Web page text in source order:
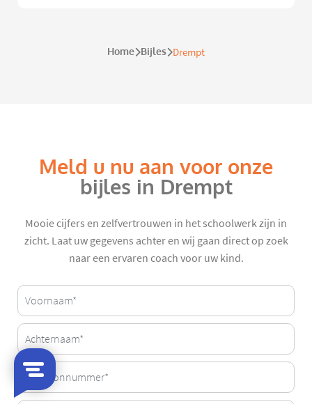
Home Bijles Drempt
Meld u nu aan voor onze
bijles in Drempt
Mooie cijfers en zelfvertrouwen in het schoolwerk zijn in
zicht. Laat uw gegevens achter en wij gaan direct op zoek
naar een ervaren coach voor uw kind.